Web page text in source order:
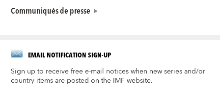
Communiqués de presse
EMAIL NOTIFICATION SIGN-UP
Sign up to receive free e-mail notices when new series and/or
country items are posted on the IMF website.